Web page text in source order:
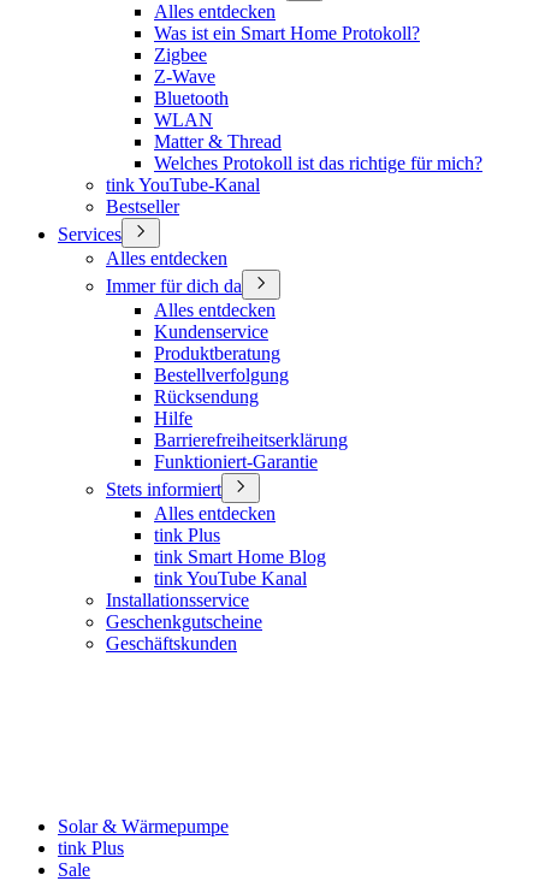
Alles entdecken
Was ist ein Smart Home Protokoll?
Zigbee
Z-Wave
Bluetooth
WLAN
Matter & Thread
Welches Protokoll ist das richtige für mich?
tink YouTube-Kanal
Bestseller
Services
Alles entdecken
Immer für dich da
Alles entdecken
Kundenservice
Produktberatung
Bestellverfolgung
Rücksendung
Hilfe
Barrierefreiheitserklärung
Funktioniert-Garantie
Stets informiert
Alles entdecken
tink Plus
tink Smart Home Blog
tink YouTube Kanal
Installationsservice
Geschenkgutscheine
Geschäftskunden
Solar & Wärmepumpe
tink Plus
Sale